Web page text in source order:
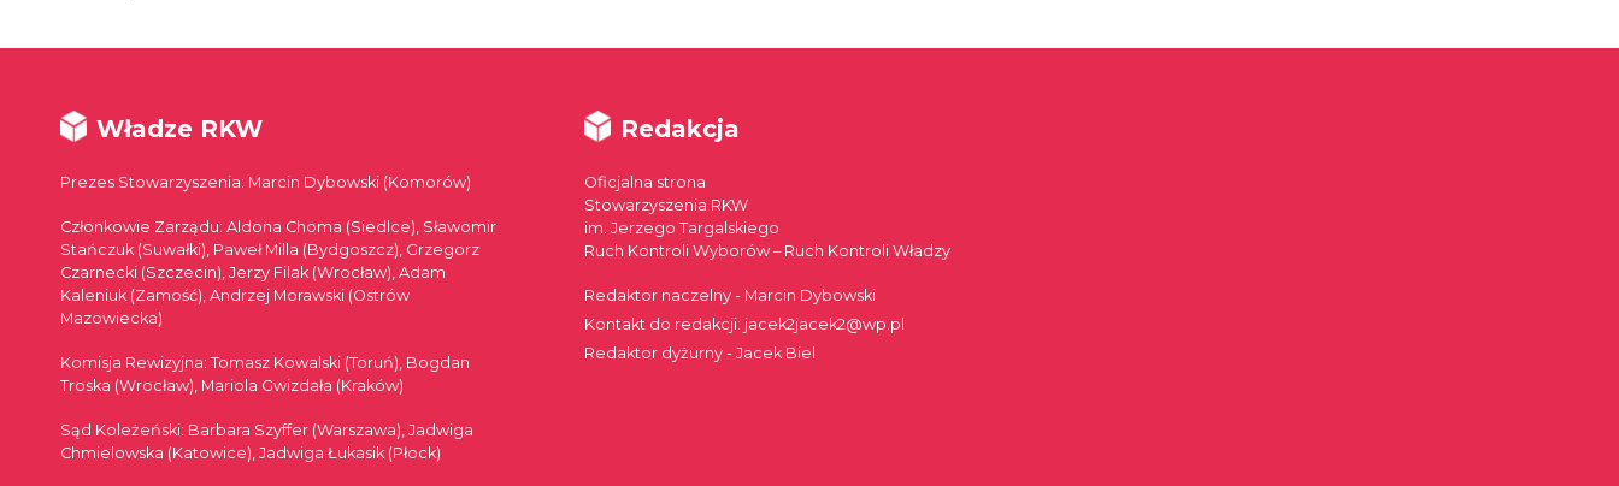
Władze RKW
Prezes Stowarzyszenia: Marcin Dybowski (Komorów)
Członkowie Zarządu: Aldona Choma (Siedlce), Sławomir
Stańczuk (Suwałki), Paweł Milla (Bydgoszcz), Grzegorz
Czarnecki (Szczecin), Jerzy Filak (Wrocław), Adam
Kaleniuk (Zamość), Andrzej Morawski (Ostrów
Mazowiecka)
Komisja Rewizyjna: Tomasz Kowalski (Toruń), Bogdan
Troska (Wrocław), Mariola Gwizdała (Kraków)
Sąd Koleżeński: Barbara Szyffer (Warszawa), Jadwiga
Chmielowska (Katowice), Jadwiga Łukasik (Płock)
Redakcja
Oficjalna strona
Stowarzyszenia RKW
im. Jerzego Targalskiego
Ruch Kontroli Wyborów – Ruch Kontroli Władzy
Redaktor naczelny - Marcin Dybowski
Kontakt do redakcji: jacek2jacek2@wp.pl
Redaktor dyżurny - Jacek Biel